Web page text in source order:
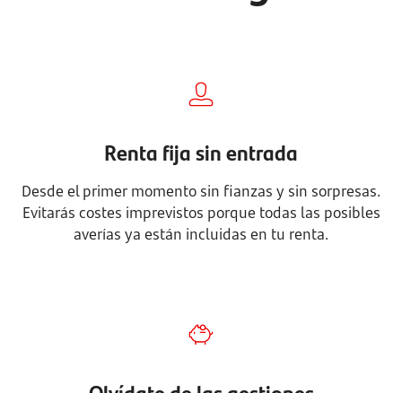
Renta fija sin entrada
Desde el primer momento sin fianzas y sin sorpresas.
Evitarás costes imprevistos porque todas las posibles
averías ya están incluidas en tu renta.